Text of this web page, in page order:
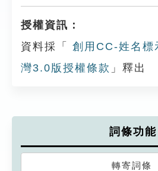
授權資訊：
資料採「
創用CC-姓名標
灣3.0版授權條款 」釋出
詞條功能
轉寄詞條